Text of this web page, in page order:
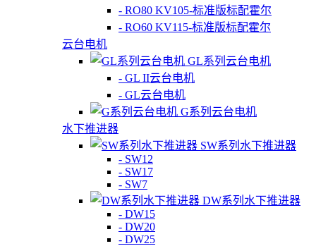
- RO80 KV105-标准版标配霍尔
- RO60 KV115-标准版标配霍尔
云台电机
GL系列云台电机
- GL II云台电机
- GL云台电机
G系列云台电机
水下推进器
SW系列水下推进器
- SW12
- SW17
- SW7
DW系列水下推进器
- DW15
- DW20
- DW25